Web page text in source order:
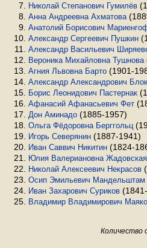
Николай Степанович Гумилёв
Анна Андреевна Ахматова
Анатолий Борисович
Александр Сергеевич Пушкин
Александр Васильевич
Вероника Михайловна Тушнова
Агния Львовна Барто (1901-
Александр Александрович Блок
Борис Леонидович Пастернак
Афанасий Афанасьевич Фет
Дон Аминадо (1885-1957)
Ольга Фёдоровна Берггольц
Игорь Северянин (1887-1941)
Иван Саввич Никитин (1824-
Юлия Валериановна Жадовская
Николай Алексеевич Некрасов
Осип Эмильевич Мандельштам
Иван Захарович Суриков
Владимир Владимирович
Количество